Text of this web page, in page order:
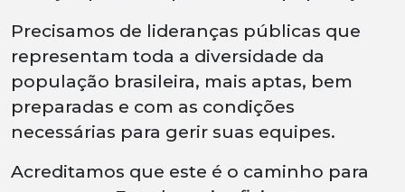
Precisamos de lideranças públicas que
representam toda a diversidade da
população brasileira, mais aptas, bem
preparadas e com as condições
necessárias para gerir suas equipes.
Acreditamos que este é o caminho para